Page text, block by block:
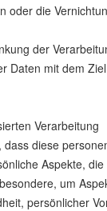
oder die
der
Daten mit dem
Verarbeitung
diese
Aspekte,
um
persönlicher